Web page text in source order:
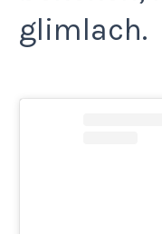
glimlach.